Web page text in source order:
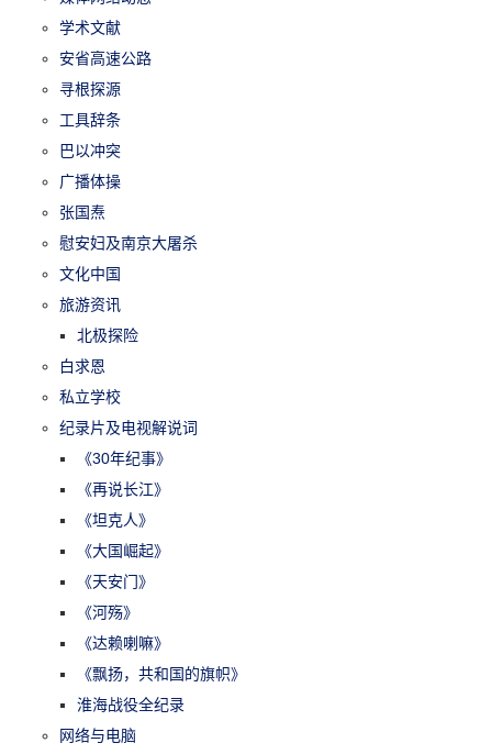
学术文献
安省高速公路
寻根探源
工具辞条
巴以冲突
广播体操
张国焘
慰安妇及南京大屠杀
文化中国
旅游资讯
北极探险
白求恩
私立学校
纪录片及电视解说词
《30年纪事》
《再说长江》
《坦克人》
《大国崛起》
《天安门》
《河殇》
《达赖喇嘛》
《飘扬，共和国的旗帜》
淮海战役全纪录
网络与电脑